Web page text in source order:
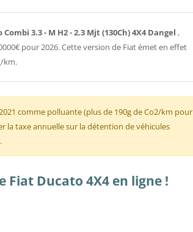
3.3 - M H2 - 2.3 Mjt (130Ch) 4X4 Dangel ,
pour 2026. Cette version de Fiat émet en effet
km.
comme polluante (plus de 190g de Co2/km pour
la taxe annuelle sur la détention de véhicules
Fiat Ducato 4X4 en ligne !